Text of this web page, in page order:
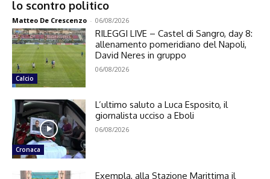
lo scontro politico
Matteo De Crescenzo - 06/08/2026
Calcio
RILEGGI LIVE – Castel di Sangro, day 8:
allenamento pomeridiano del Napoli,
David Neres in gruppo
06/08/2026
Cronaca
L’ultimo saluto a Luca Esposito, il
giornalista ucciso a Eboli
06/08/2026
Exempla, alla Stazione Marittima il